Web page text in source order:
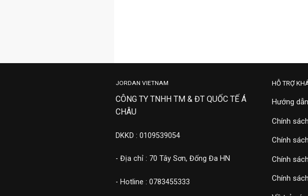
JORDAN VIETNAM
CÔNG TY TNHH TM & ĐT QUỐC TẾ Á
CHÂU
DKKD : 0109539054
- Địa chỉ : 70 Tây Sơn, Đống Đa HN
- Hotline : 0783455333
HỖ TRỢ
Hướng
Chính
Chính
Chính
Chính